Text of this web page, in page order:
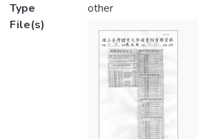
Type
other
File(s)